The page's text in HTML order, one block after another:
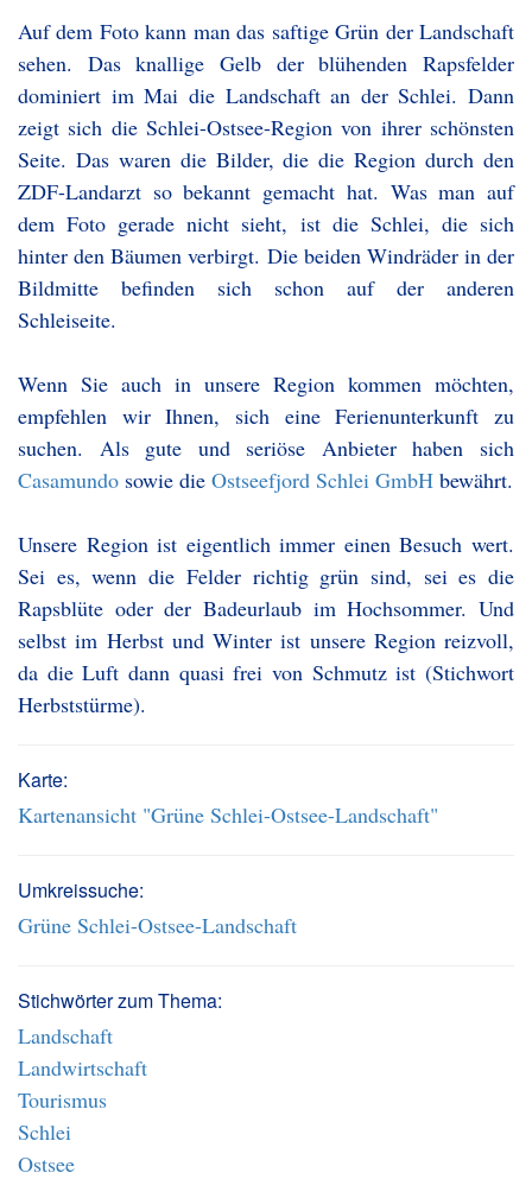
Auf dem Foto kann man das saftige Grün der Landschaft
sehen. Das knallige Gelb der blühenden Rapsfelder
dominiert im Mai die Landschaft an der Schlei. Dann
zeigt sich die Schlei-Ostsee-Region von ihrer schönsten
Seite. Das waren die Bilder, die die Region durch den
ZDF-Landarzt so bekannt gemacht hat. Was man auf
dem Foto gerade nicht sieht, ist die Schlei, die sich
hinter den Bäumen verbirgt. Die beiden Windräder in der
Bildmitte befinden sich schon auf der anderen
Schleiseite.
Wenn Sie auch in unsere Region kommen möchten,
empfehlen wir Ihnen, sich eine Ferienunterkunft zu
suchen. Als gute und seriöse Anbieter haben sich
Casamundo sowie die Ostseefjord Schlei GmbH bewährt.
Unsere Region ist eigentlich immer einen Besuch wert.
Sei es, wenn die Felder richtig grün sind, sei es die
Rapsblüte oder der Badeurlaub im Hochsommer. Und
selbst im Herbst und Winter ist unsere Region reizvoll,
da die Luft dann quasi frei von Schmutz ist (Stichwort
Herbststürme).
Karte:
Kartenansicht "Grüne Schlei-Ostsee-Landschaft"
Umkreissuche:
Grüne Schlei-Ostsee-Landschaft
Stichwörter zum Thema:
Landschaft
Landwirtschaft
Tourismus
Schlei
Ostsee